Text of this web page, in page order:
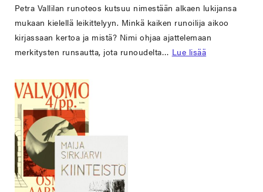
Petra Vallilan runoteos kutsuu nimestään alkaen lukijansa
mukaan kielellä leikittelyyn. Minkä kaiken runoilija aikoo
kirjassaan kertoa ja mistä? Nimi ohjaa ajattelemaan
merkitysten runsautta, jota runoudelta… Lue lisää